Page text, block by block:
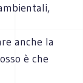
anche la
è che